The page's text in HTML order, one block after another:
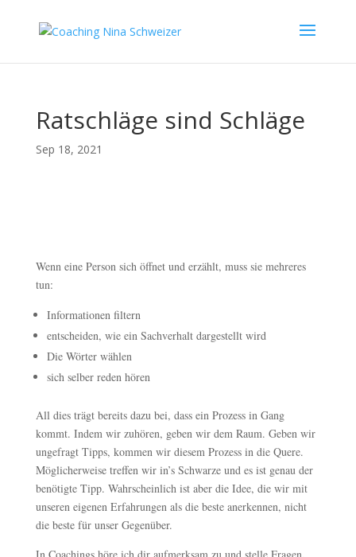
Ratschläge sind Schläge
Sep 18, 2021
Wenn eine Person sich öffnet und erzählt, muss sie mehreres
tun:
Informationen filtern
entscheiden, wie ein Sachverhalt dargestellt wird
Die Wörter wählen
sich selber reden hören
All dies trägt bereits dazu bei, dass ein Prozess in Gang
kommt. Indem wir zuhören, geben wir dem Raum. Geben wir
ungefragt Tipps, kommen wir diesem Prozess in die Quere.
Möglicherweise treffen wir in’s Schwarze und es ist genau der
benötigte Tipp. Wahrscheinlich ist aber die Idee, die wir mit
unseren eigenen Erfahrungen als die beste anerkennen, nicht
die beste für unser Gegenüber.